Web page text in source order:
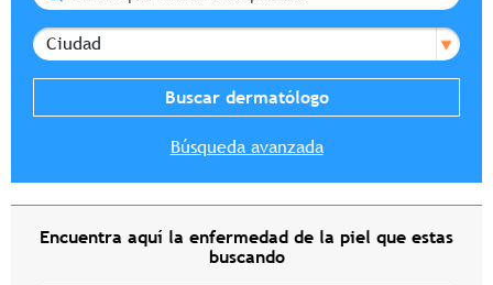
Ciudad
Búsqueda avanzada
Encuentra aquí la enfermedad de la piel que estas
buscando